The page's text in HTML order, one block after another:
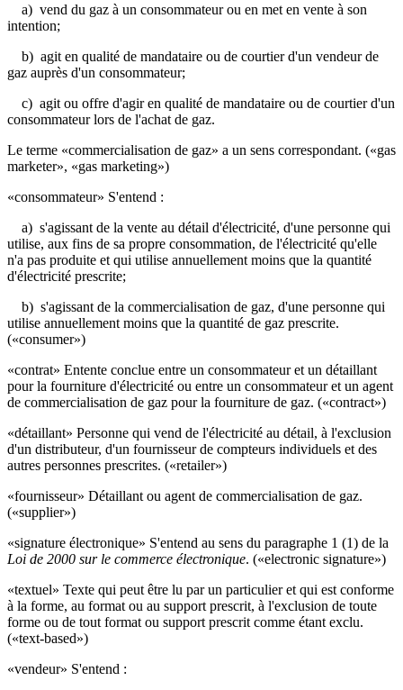
a) vend du gaz à un consommateur ou en met en vente à son
intention;
b) agit en qualité de mandataire ou de courtier d'un vendeur de
gaz auprès d'un consommateur;
c) agit ou offre d'agir en qualité de mandataire ou de courtier d'un
consommateur lors de l'achat de gaz.
Le terme «commercialisation de gaz» a un sens correspondant. («gas
marketer», «gas marketing»)
«consommateur» S'entend :
a) s'agissant de la vente au détail d'électricité, d'une personne qui
utilise, aux fins de sa propre consommation, de l'électricité qu'elle
n'a pas produite et qui utilise annuellement moins que la quantité
d'électricité prescrite;
b) s'agissant de la commercialisation de gaz, d'une personne qui
utilise annuellement moins que la quantité de gaz prescrite.
(«consumer»)
«contrat» Entente conclue entre un consommateur et un détaillant
pour la fourniture d'électricité ou entre un consommateur et un agent
de commercialisation de gaz pour la fourniture de gaz. («contract»)
«détaillant» Personne qui vend de l'électricité au détail, à l'exclusion
d'un distributeur, d'un fournisseur de compteurs individuels et des
autres personnes prescrites. («retailer»)
«fournisseur» Détaillant ou agent de commercialisation de gaz.
(«supplier»)
«signature électronique» S'entend au sens du paragraphe 1 (1) de la
Loi de 2000 sur le commerce électronique. («electronic signature»)
«textuel» Texte qui peut être lu par un particulier et qui est conforme
à la forme, au format ou au support prescrit, à l'exclusion de toute
forme ou de tout format ou support prescrit comme étant exclu.
(«text-based»)
«vendeur» S'entend :